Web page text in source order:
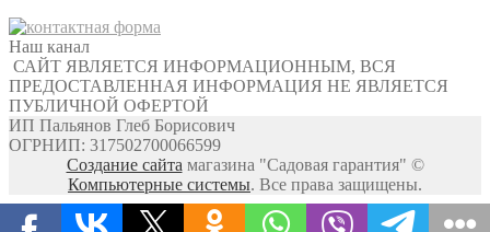
Наш канал
САЙТ ЯВЛЯЕТСЯ ИНФОРМАЦИОННЫМ, ВСЯ
ПРЕДОСТАВЛЕННАЯ ИНФОРМАЦИЯ НЕ ЯВЛЯЕТСЯ
ПУБЛИЧНОЙ ОФЕРТОЙ
ИП Пальянов Глеб Борисович
ОГРНИП: 317502700066599
Создание сайта магазина "Садовая гарантия" ©
Компьютерные системы. Все права защищены.